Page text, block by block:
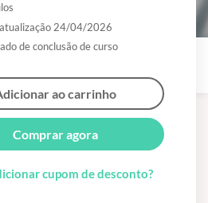
24/04/2026
de conclusão de curso
ao carrinho
Comprar agora
cupom de desconto?